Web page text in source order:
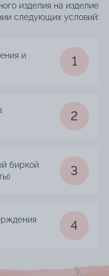
изделия на изделие
следующих условий:
и
1
2
биркой
3
4